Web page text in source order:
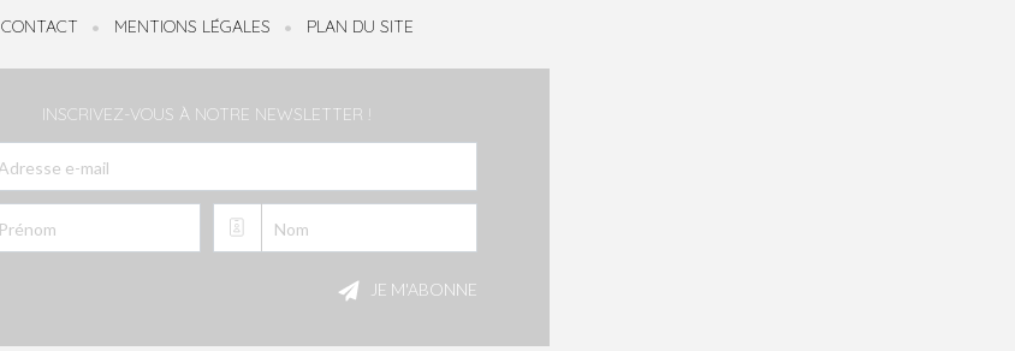
CONTACT MENTIONS LÉGALES PLAN DU SITE
INSCRIVEZ-VOUS À NOTRE NEWSLETTER !
JE M'ABONNE